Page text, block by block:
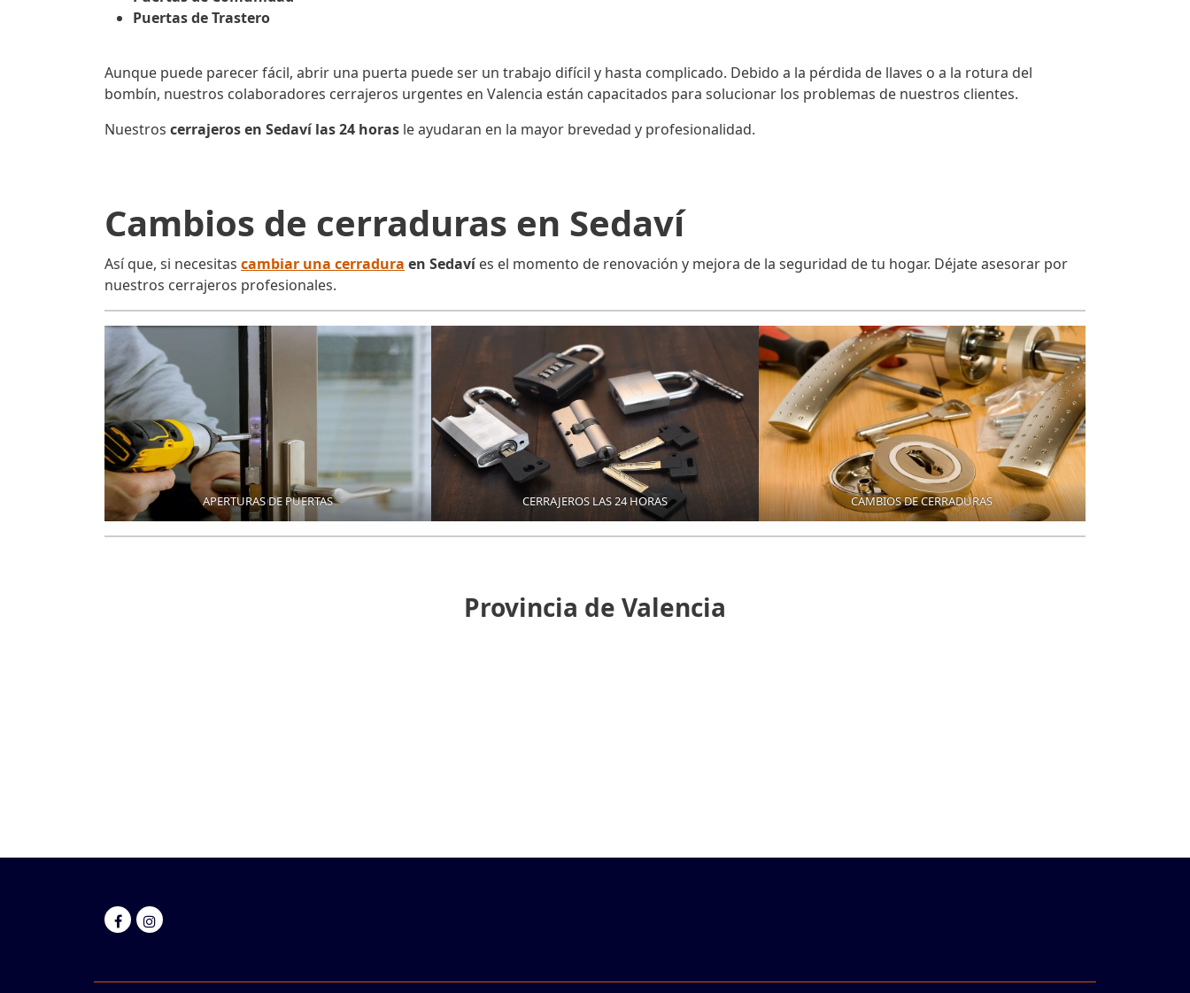
Puertas de Trastero
Aunque puede parecer fácil, abrir una puerta puede ser un trabajo difícil y hasta complicado. Debido a la pérdida de llaves o a la rotura del
bombín, nuestros colaboradores cerrajeros urgentes en Valencia están capacitados para solucionar los problemas de nuestros clientes.
Nuestros cerrajeros en Sedaví las 24 horas le ayudaran en la mayor brevedad y profesionalidad.
Cambios de cerraduras en Sedaví
Así que, si necesitas cambiar una cerradura en Sedavíes el momento de renovación y mejora de la seguridad de tu hogar. Déjate asesorar por
nuestros cerrajeros profesionales.
APERTURAS DE PUERTAS CERRAJEROS LAS 24 HORAS CAMBIOS DE CERRADURAS
Provincia de Valencia